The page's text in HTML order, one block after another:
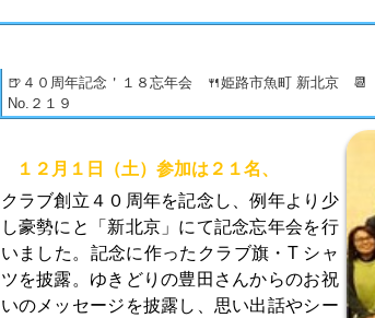
🍺４０周年記念＇１８忘年会 🍴姫路市魚町 新北京
No.２１９
１２月１日（土）参加は２１名、
クラブ創立４０周年を記念し、例年より少
し豪勢にと「新北京」にて記念忘年会を行
いました。記念に作ったクラブ旗・T シャ
ツを披露。ゆきどりの豊田さんからのお祝
いのメッセージを披露し、思い出話やシー